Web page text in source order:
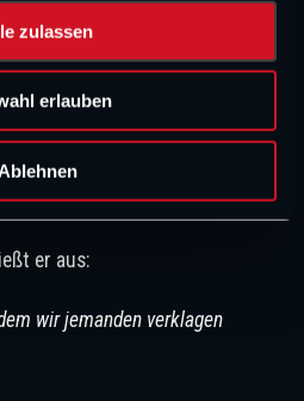
zulassen
erlauben
Ablehnen
Gewinn kleinzureden:
oder drei PS.“
dass eine kurzfristige
schmerzhafter wäre als
er aus:
wir jemanden verklagen